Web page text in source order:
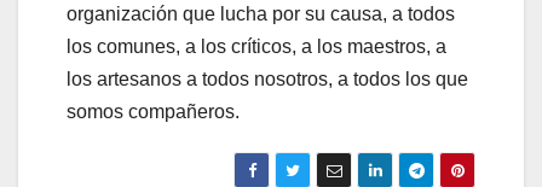
organización que lucha por su causa, a todos
los comunes, a los críticos, a los maestros, a
los artesanos a todos nosotros, a todos los que
somos compañeros.